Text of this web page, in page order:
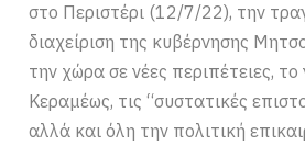
στο Περιστέρι (12/7/22), την
διαχείριση της κυβέρνησης
την χώρα σε νέες περιπέτειες, το
Κεραμέως, τις “συστατικές
αλλά και όλη την πολιτική